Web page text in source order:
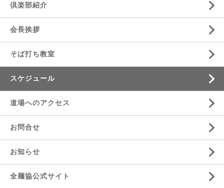
倶楽部紹介
会長挨拶
そば打ち教室
スケジュール
道場へのアクセス
お問合せ
お知らせ
全麺協公式サイト